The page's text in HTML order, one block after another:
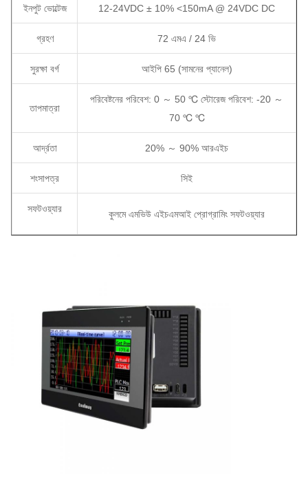
ইনপুট ভোল্টেজ 12-24VDC ± 10% <150mA @ 24VDC DC
গ্রহণ 72 এমএ / 24 ভি
সুরক্ষা বর্গ আইপি 65 (সামনের প্যানেল)
তাপমাত্রা
পরিবেষ্টনের পরিবেশ: 0 ～ 50 ℃ স্টোরেজ পরিবেশ: -20 ～
70 ℃ ℃
আর্দ্রতা 20% ～ 90% আরএইচ
শংসাপত্র সিই
সফটওয়্যার কুলমে এমভিউ এইচএমআই প্রোগ্রামিং সফটওয়্যার